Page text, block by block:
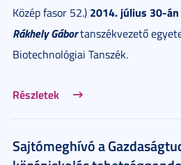
Közép fasor 52.) 2014. július 30-
Rákhely Gábortanszékvezető
Biotechnológiai Tanszék.
Részletek
Sajtómeghívó a